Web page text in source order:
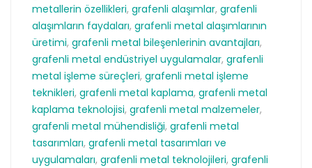
metallerin özellikleri, grafenli alaşımlar, grafenli
alaşımların faydaları, grafenli metal alaşımlarının
üretimi, grafenli metal bileşenlerinin avantajları,
grafenli metal endüstriyel uygulamalar, grafenli
metal işleme süreçleri, grafenli metal işleme
teknikleri, grafenli metal kaplama, grafenli metal
kaplama teknolojisi, grafenli metal malzemeler,
grafenli metal mühendisliği, grafenli metal
tasarımları, grafenli metal tasarımları ve
uygulamaları, grafenli metal teknolojileri, grafenli